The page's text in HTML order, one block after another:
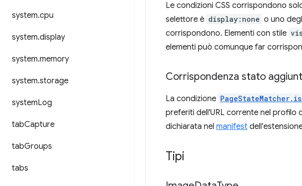
system.cpu
system.display
system.memory
system.storage
systemLog
tabCapture
tabGroups
tabs
Le condizioni CSS corrispondono
selettore è display:none o uno
corrispondono. Elementi con stile
elementi può comunque far
Corrispondenza stato
La condizione
preferiti dell'URL corrente nel profilo
dichiarata nel manifest
Tipi